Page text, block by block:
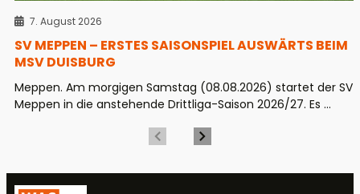
7. August 2026
SV MEPPEN – ERSTES SAISONSPIEL AUSWÄRTS BEIM
MSV DUISBURG
Meppen. Am morgigen Samstag (08.08.2026) startet der SV
Meppen in die anstehende Drittliga-Saison 2026/27. Es ...